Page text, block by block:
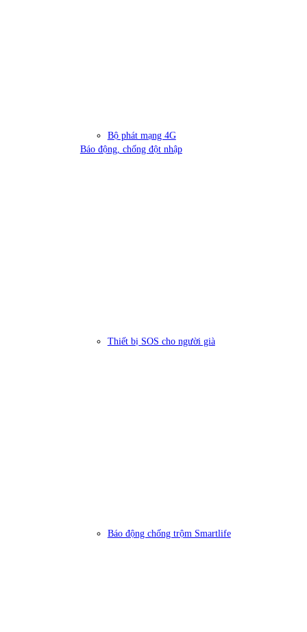
Bộ phát mạng 4G
Báo động, chống đột nhập
Thiết bị SOS cho người già
Báo động chống trộm Smartlife